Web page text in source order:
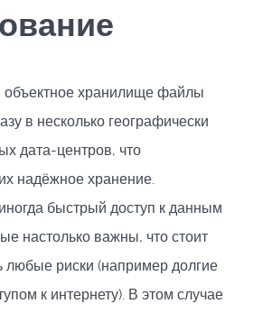
объектное хранилище файлы
в несколько географически
дата-центров, что
надёжное хранение.
быстрый доступ к данным
настолько важны, что стоит
любые риски (например долгие
к интернету). В этом случае